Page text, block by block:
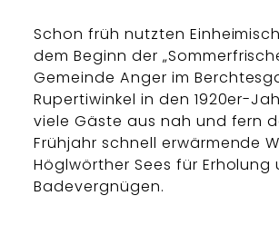
Schon früh nutzten
dem Beginn der
Gemeinde Anger im
Rupertiwinkel in den 1920er-
viele Gäste aus nah und fern
Frühjahr schnell erwärmende
Höglwörther Sees für Erholung
Badevergnügen.